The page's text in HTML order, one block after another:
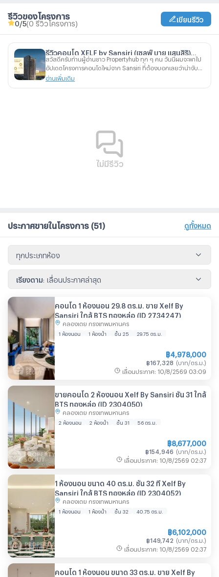
รีวิวของโครงการ
0 /5(0 รีวิวโครงการ)
เขียนรีวิว
รีวิวคอนโด XELF by Sansiri (เซลฟ์ บาย แสนสิริ)
คอนโดใหม่ ใกล้ BTS ทองหล่อ เพียง 3 นาที พร้อมส่วน
กลางจัดเต็ม 5 ชั้น เริ่ม 3.59 ลบ.*
สวัสดีครับท่านผู้อ่านชาว Propertyhub ทุก ๆ คน วันนี้ผมจะพาไป
อัปเดตโครงการคอนโดใหม่จาก Sansiri ที่ต้องบอกเลยว่าน่าจับตา
มองไม่น้อยกับโครงการ XELF by Sansiri (เซลฟ์ บาย แสนสิริ)
อ่านเพิ่มเติม
ไม่มีรีวิว
ประกาศขายในโครงการ (51) ดูทั้งหมด
ทุกประเภทห้อง
เรียงตาม เลื่อนประกาศล่าสุด
คอนโด 1 ห้องนอน 29.8 ตร.ม. ขาย Xelf By
Sansiri ใกล้ BTS ทองหล่อ (ID 2734247)
คลองเตย กรุงเทพมหานคร
1 ห้องนอน 1 ห้องน้ำ ชั้น 25 29.75 ตร.ม.
฿4,978,000
฿167,328 (บาท/ตร.ม. )
เลื่อนประกาศ : 10/8/2569 03:09
ขายคอนโด 2 ห้องนอน Xelf By Sansiri ชั้น 31 ใกล้
BTS ทองหล่อ (ID 2304050)
คลองเตย กรุงเทพมหานคร
2 ห้องนอน 2 ห้องน้ำ ชั้น 31 56 ตร.ม.
฿8,677,000
฿154,946 (บาท/ตร.ม. )
เลื่อนประกาศ : 10/8/2569 02:37
1 ห้องนอน ขนาด 40 ตร.ม. ชั้น 32 ที่ Xelf By
Sansiri ใกล้ BTS ทองหล่อ (ID 2304052)
คลองเตย กรุงเทพมหานคร
1 ห้องนอน 1 ห้องน้ำ ชั้น 32 40.75 ตร.ม.
฿6,102,000
฿149,742 (บาท/ตร.ม. )
เลื่อนประกาศ : 10/8/2569 02:37
คอนโด 1 ห้องนอน ขนาด 33 ตร.ม. ขาย Xelf By